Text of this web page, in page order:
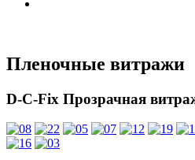
Пленочные витражи
D-C-Fix Прозрачная